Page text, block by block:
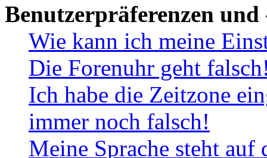
Benutzerpräferenzen und
Wie kann ich meine
Die Forenuhr geht
Ich habe die Zeitzone
immer noch falsch!
Meine Sprache steht